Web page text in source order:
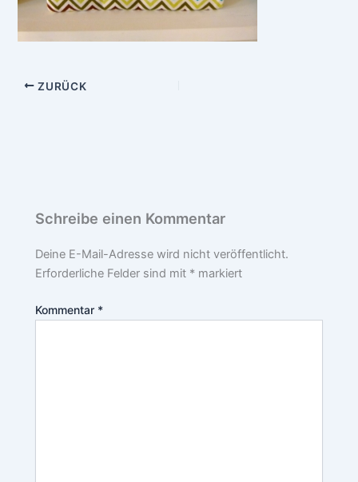
ZURÜCK
Schreibe einen Kommentar
Deine E-Mail-Adresse wird nicht veröffentlicht.
Erforderliche Felder sind mit * markiert
Kommentar *